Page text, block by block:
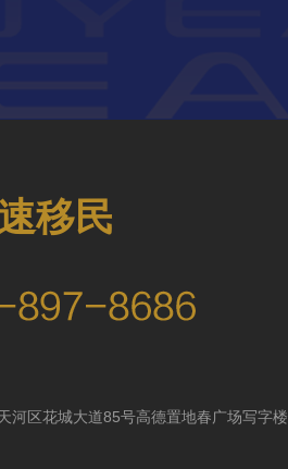
移民
河区花城大道85号高德置地春广场写字